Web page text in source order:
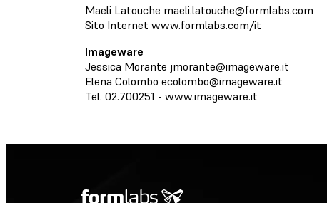
Maeli Latouche maeli.latouche@formlabs.com
Sito Internet www.formlabs.com/it
Imageware
Jessica Morante jmorante@imageware.it
Elena Colombo ecolombo@imageware.it
Tel. 02.700251 - www.imageware.it